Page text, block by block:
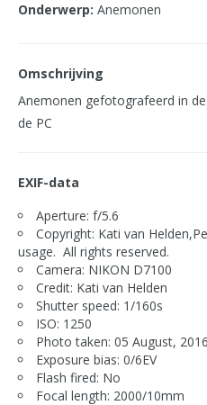
Onderwerp: Anemonen
Omschrijving
Anemonen gefotografeerd in
de PC
EXIF-data
Aperture: f/5.6
Copyright: Kati van
usage. All rights reserved.
Camera: NIKON D7100
Credit: Kati van Helden
Shutter speed: 1/160s
ISO: 1250
Photo taken: 05 August,
Exposure bias: 0/6EV
Flash fired: No
Focal length: 2000/10mm